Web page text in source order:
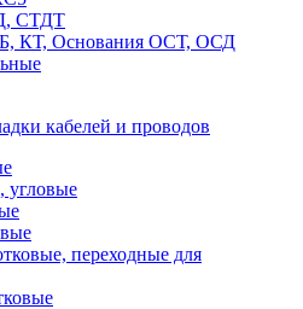
СТДТ
КТ, Основания ОСТ, ОСД
кабелей и проводов
угловые
переходные для